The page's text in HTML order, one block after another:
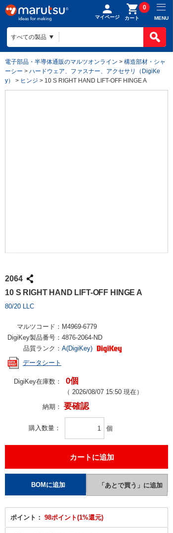
マイページ カート
0
MENU
電子部品・半導体通販のマルツオンライン > 構造部材・シャ
ーシー > ハードウェア、ファスナー、アクセサリ（DigiKe
y）
> ヒンジ > 10 S RIGHT HAND LIFT-OFF HINGE A
2064
10 S RIGHT HAND LIFT-OFF HINGE A
80/20 LLC
マルツコード： M4969-6779
DigiKey製品番号： 4876-2064-ND
品質ランク： A(DigiKey)
データシート
DigiKey在庫数： 0個
（ 2026/08/07 15:50 現在）
納期： 要確認
購入数量 個
ポイント： 98ポイント(1%還元)